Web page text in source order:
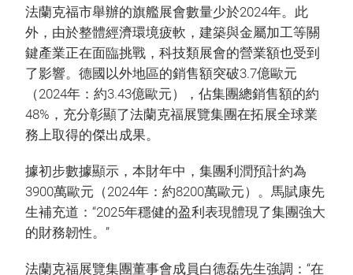
法蘭克福市舉辦的旗艦展會數量少於2024年。此
外，由於整體經濟環境疲軟，建築與金屬加工等關
鍵產業正在面臨挑戰，科技類展會的營業額也受到
了影響。德國以外地區的銷售額突破3.7億歐元
（2024年：約3.43億歐元），佔集團總銷售額的約
48%，充分彰顯了法蘭克福展覽集團在拓展全球業
務上取得的傑出成果。
據初步數據顯示，本財年中，集團利潤預計約為
3900萬歐元（2024年：約8200萬歐元）。馬賦康先
生補充道：“2025年穩健的盈利表現體現了集團強大
的財務韌性。”
法蘭克福展覽集團董事會成員白德磊先生強調：“在